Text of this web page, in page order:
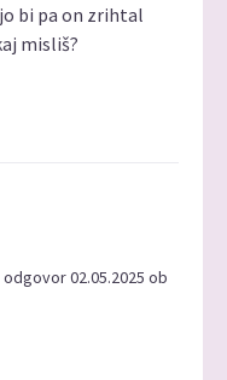
bi pa on zrihtal
misliš?
odgovor 02.05.2025 ob